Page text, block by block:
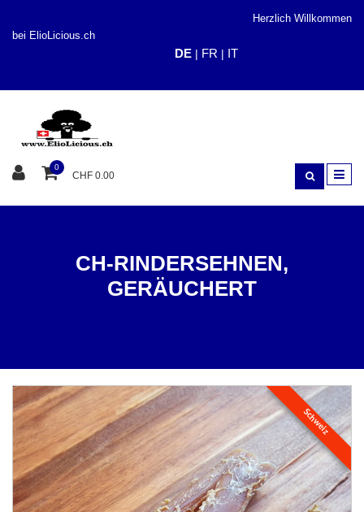
Herzlich Willkommen
bei ElioLicious.ch
DE | FR | IT
0
CHF 0.00
CH-RINDERSEHNEN,
GERÄUCHERT
Schweiz